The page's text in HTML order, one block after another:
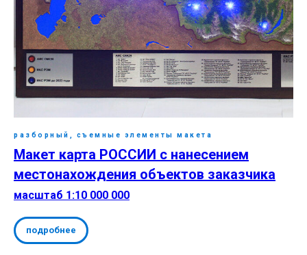
разборный, съемные элементы макета
Макет карта РОССИИ с нанесением
местонахождения объектов заказчика
масштаб 1:10 000 000
подробнее